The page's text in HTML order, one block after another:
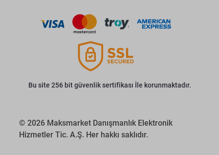
Bu site 256 bit güvenlik sertifikası İle korunmaktadır.
© 2026 Maksmarket Danışmanlık Elektronik
Hizmetler Tic. A.Ş. Her hakkı saklıdır.